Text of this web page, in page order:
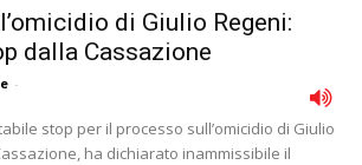
di Giulio Regeni:
dalla Cassazione
-
stop per il processo sull’omicidio di Giulio
ha dichiarato inammissibile il